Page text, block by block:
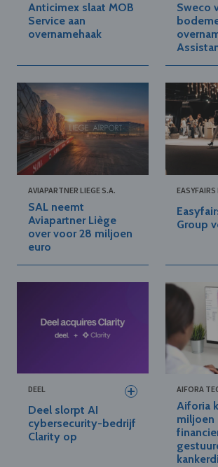
Anticimex slaat MOB
Service aan
overnamehaak
Sweco
AVIAPARTNER LIEGE S.A.
SAL neemt
Aviapartner Liège
over voor 28 miljoen
euro
EASYFAIRS
Group
DEEL
Deel slorpt AI
cybersecurity-bedrijf
Clarity op
AIFORA
Aiforia
miljoen